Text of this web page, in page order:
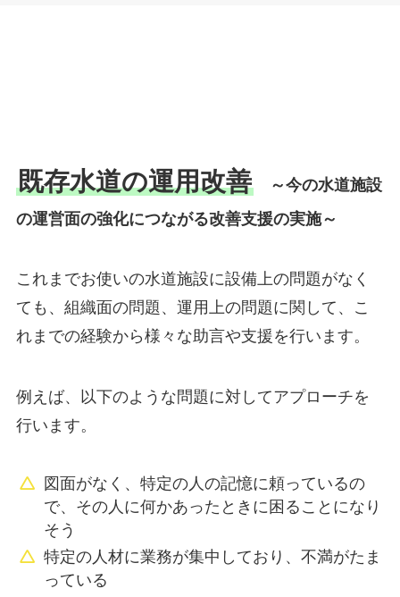
既存水道の運用改善
～今の水道施設
の運営面の強化につながる改善支援の実施～
これまでお使いの水道施設に設備上の問題がなく
ても、組織面の問題、運用上の問題に関して、こ
れまでの経験から様々な助言や支援を行います。
例えば、以下のような問題に対してアプローチを
行います。
図面がなく、特定の人の記憶に頼っているの
で、その人に何かあったときに困ることになり
そう
特定の人材に業務が集中しており、不満がたま
っている